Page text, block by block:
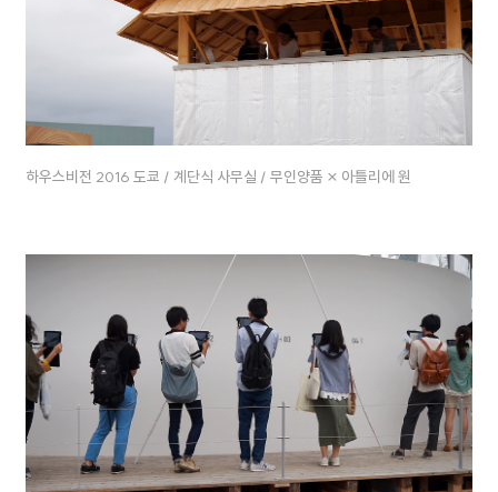
하우스비전 2016 도쿄 / 계단식 사무실 / 무인양품 × 아틀리에 원